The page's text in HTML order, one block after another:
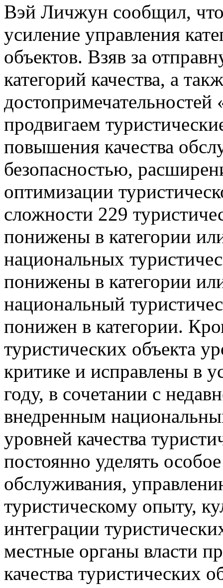
Вэй Личжун сообщил,
усиление управления
объектов. Взяв за
категорий качества, а
продвигаем
повышения качества
безопасностью,
оптимизации
сложности 229
понижены в категории
национальных
понижены в категории
национальный
понижен в категории.
туристических объекта
критике и исправлены в
году, в сочетании с
внедренным
уровней качества
постоянно уделять
обслуживания,
туристическому опыту,
интеграции
местные органы власти
качества туристических